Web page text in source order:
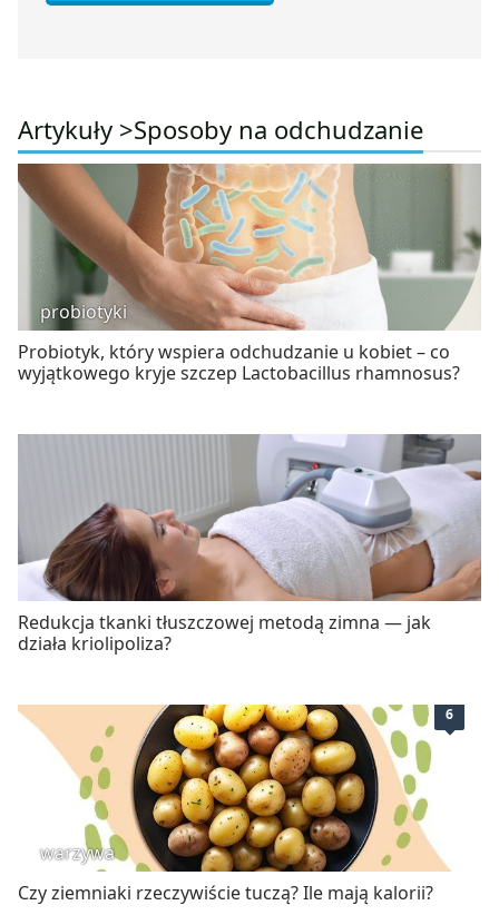
Artykuły >Sposoby na odchudzanie
probiotyki
Probiotyk, który wspiera odchudzanie u kobiet – co
wyjątkowego kryje szczep Lactobacillus rhamnosus?
Redukcja tkanki tłuszczowej metodą zimna — jak
działa kriolipoliza?
6
warzywa
Czy ziemniaki rzeczywiście tuczą? Ile mają kalorii?